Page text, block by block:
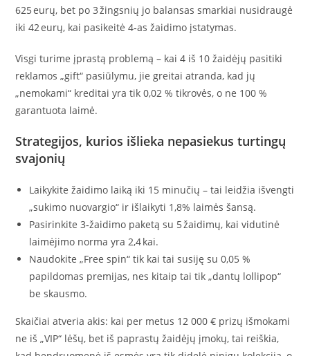
625 eurų, bet po 3 žingsnių jo balansas smarkiai nusidraugė
iki 42 eurų, kai pasikeitė 4‑as žaidimo įstatymas.
Visgi turime įprastą problemą – kai 4 iš 10 žaidėjų pasitiki
reklamos „gift“ pasiūlymu, jie greitai atranda, kad jų
„nemokami“ kreditai yra tik 0,02 % tikrovės, o ne 100 %
garantuota laimė.
Strategijos, kurios išlieka nepasiekus turtingų
svajonių
Laikykite žaidimo laiką iki 15 minučių – tai leidžia išvengti
„sukimo nuovargio“ ir išlaikyti 1,8% laimės šansą.
Pasirinkite 3‑žaidimo paketą su 5 žaidimų, kai vidutinė
laimėjimo norma yra 2,4 kai.
Naudokite „Free spin“ tik kai tai susiję su 0,05 %
papildomas premijas, nes kitaip tai tik „dantų lollipop“
be skausmo.
Skaičiai atveria akis: kai per metus 12 000 € prizų išmokami
ne iš „VIP“ lėšų, bet iš paprastų žaidėjų įmokų, tai reiškia,